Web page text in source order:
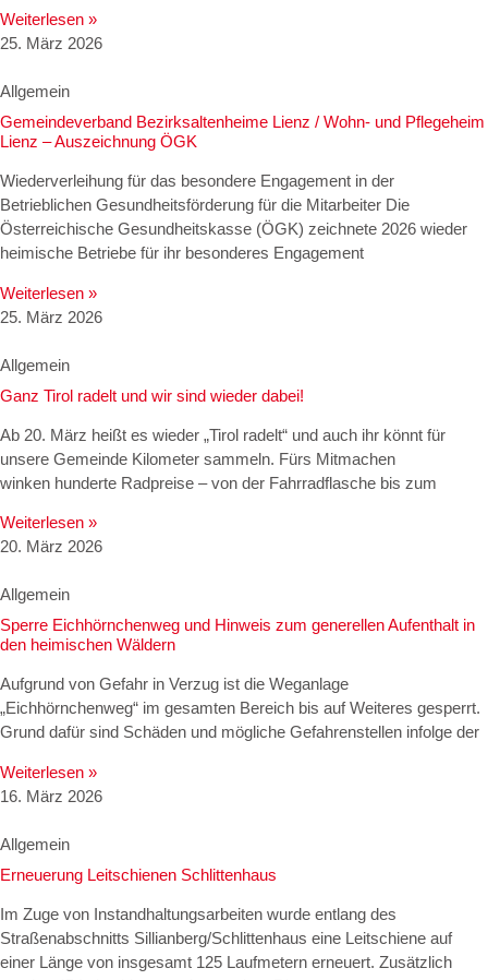
Weiterlesen »
25. März 2026
Allgemein
Gemeindeverband Bezirksaltenheime Lienz / Wohn- und Pflegeheim
Lienz – Auszeichnung ÖGK
Wiederverleihung für das besondere Engagement in der
Betrieblichen Gesundheitsförderung für die Mitarbeiter Die
Österreichische Gesundheitskasse (ÖGK) zeichnete 2026 wieder
heimische Betriebe für ihr besonderes Engagement
Weiterlesen »
25. März 2026
Allgemein
Ganz Tirol radelt und wir sind wieder dabei!
Ab 20. März heißt es wieder „Tirol radelt“ und auch ihr könnt für
unsere Gemeinde Kilometer sammeln. Fürs Mitmachen
winken hunderte Radpreise – von der Fahrradflasche bis zum
Weiterlesen »
20. März 2026
Allgemein
Sperre Eichhörnchenweg und Hinweis zum generellen Aufenthalt in
den heimischen Wäldern
Aufgrund von Gefahr in Verzug ist die Weganlage
„Eichhörnchenweg“ im gesamten Bereich bis auf Weiteres gesperrt.
Grund dafür sind Schäden und mögliche Gefahrenstellen infolge der
Weiterlesen »
16. März 2026
Allgemein
Erneuerung Leitschienen Schlittenhaus
Im Zuge von Instandhaltungsarbeiten wurde entlang des
Straßenabschnitts Sillianberg/Schlittenhaus eine Leitschiene auf
einer Länge von insgesamt 125 Laufmetern erneuert. Zusätzlich